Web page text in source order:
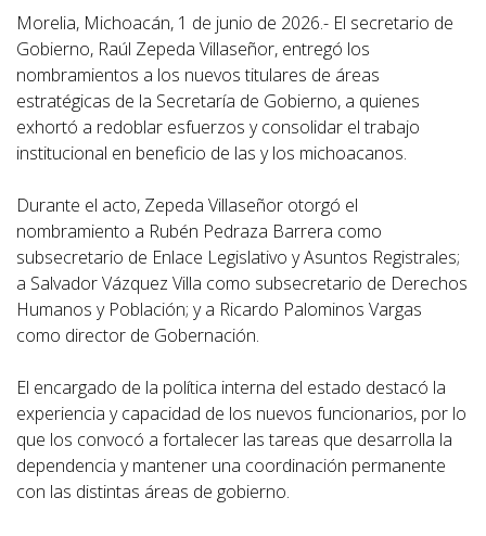
Morelia, Michoacán, 1 de junio de 2026.- El secretario de
Gobierno, Raúl Zepeda Villaseñor, entregó los
nombramientos a los nuevos titulares de áreas
estratégicas de la Secretaría de Gobierno, a quienes
exhortó a redoblar esfuerzos y consolidar el trabajo
institucional en beneficio de las y los michoacanos.
Durante el acto, Zepeda Villaseñor otorgó el
nombramiento a Rubén Pedraza Barrera como
subsecretario de Enlace Legislativo y Asuntos Registrales;
a Salvador Vázquez Villa como subsecretario de Derechos
Humanos y Población; y a Ricardo Palominos Vargas
como director de Gobernación.
El encargado de la política interna del estado destacó la
experiencia y capacidad de los nuevos funcionarios, por lo
que los convocó a fortalecer las tareas que desarrolla la
dependencia y mantener una coordinación permanente
con las distintas áreas de gobierno.